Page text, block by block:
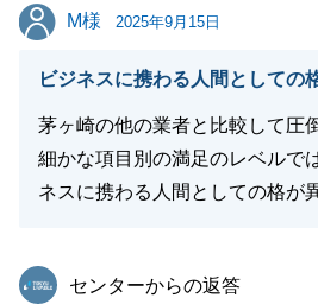
今後とも、末永いお付き合いの
閉じる
M様
M様 2025年9月15日
ビジネスに携わる人間としての
茅ヶ崎の他の業者と比較して圧
細かな項目別の満足のレベルで
ネスに携わる人間としての格が
東急リバブル
センターからの返答